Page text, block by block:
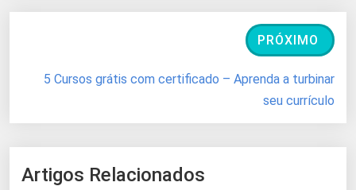
PRÓXIMO
5 Cursos grátis com certificado – Aprenda a turbinar
seu currículo
Artigos Relacionados